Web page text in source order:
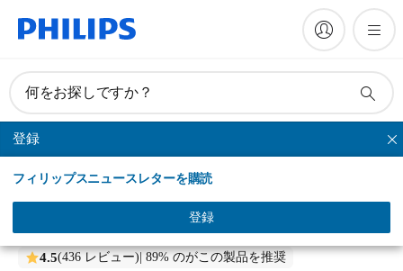
何をお探しですか？
登録
フィリップスニュースレターを購読
登録
シリーズシェーバー
ウェット＆ドライ電動シェーバー
4.5(436 レビュー) | 89% のがこの製品を推奨